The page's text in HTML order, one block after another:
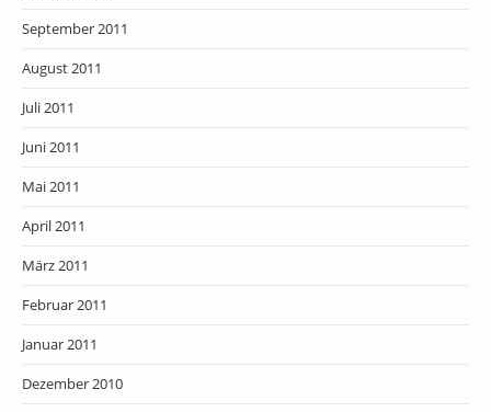
September 2011
August 2011
Juli 2011
Juni 2011
Mai 2011
April 2011
März 2011
Februar 2011
Januar 2011
Dezember 2010